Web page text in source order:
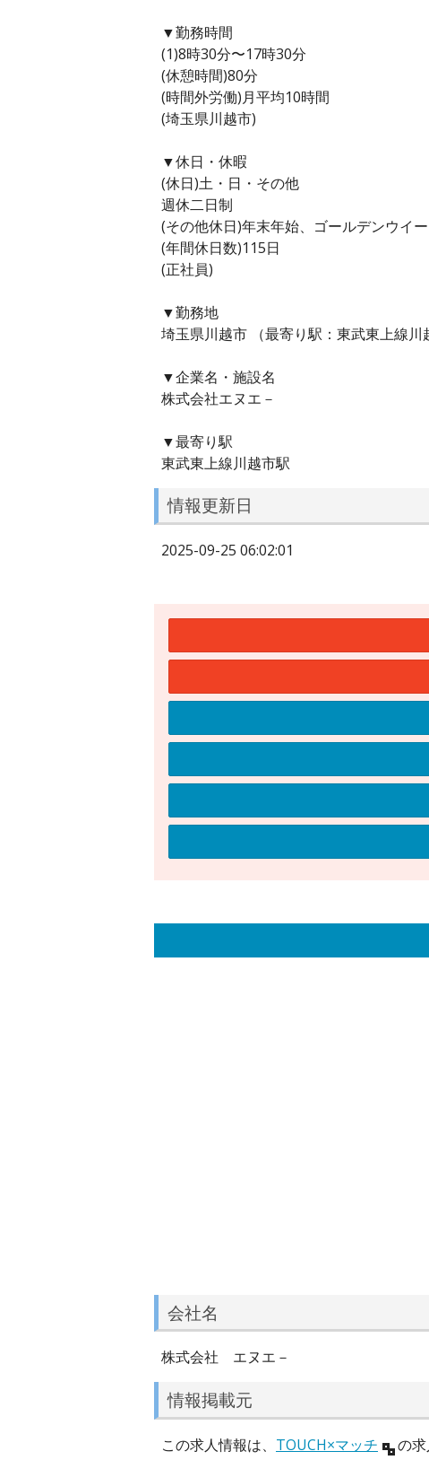
▼勤務時間
(1)8時30分〜17時30分
(休憩時間)80分
(時間外労働)月平均10時間
(埼玉県川越市)
▼休日・休暇
(休日)土・日・その他
週休二日制
(その他休日)年末年始、ゴールデンウイ
(年間休日数)115日
(正社員)
▼勤務地
埼玉県川越市 （最寄り駅：東武東上線川
▼企業名・施設名
株式会社エヌエ－
▼最寄り駅
東武東上線川越市駅
情報更新日
2025-09-25 06:02:01
会社名
株式会社 エヌエ－
情報掲載元
この求人情報は、 TOUCH×マッチ の求